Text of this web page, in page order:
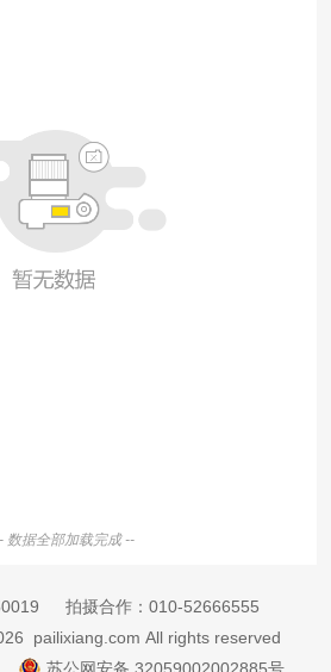
数据全部加载完成 --
拍摄合作： 010-52666555
pailixiang.com All rights reserved
苏公网安备 32059002002885号